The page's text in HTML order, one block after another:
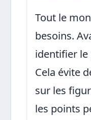
Tout le
besoins.
identifier
Cela évite
sur les
les points